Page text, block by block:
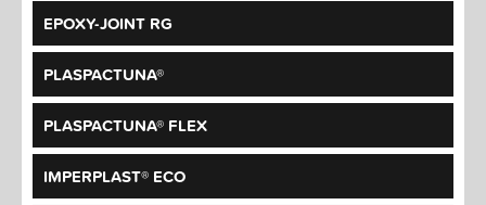
EPOXY-JOINT RG
PLASPACTUNA®
PLASPACTUNA® FLEX
IMPERPLAST® ECO